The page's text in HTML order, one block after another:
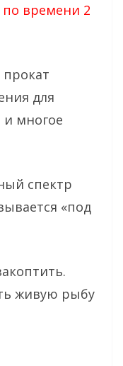
времени 2
для
и многое
спектр
«под
живую рыбу